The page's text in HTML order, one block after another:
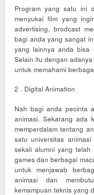
Program yang satu ini
menyukai film yang
advertising, brodcast
bagi anda yang sangat
yang lainnya anda bisa
Selain itu dengan
untuk memahami
2 . Digital Animation
Nah bagi anda pecinta
animasi. Sekarang ada
memperdalam tentang
satu universitas
sekali alumni yang
games dan berbagai
untuk menjawab
animasi dan
kemampuan teknis yang